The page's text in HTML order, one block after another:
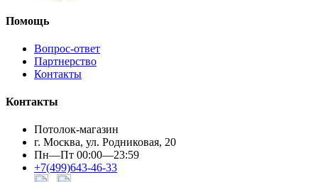
Помощь
Вопрос-ответ
Партнерство
Контакты
Контакты
Потолок-магазин
г. Москва, ул. Родниковая, 20
Пн—Пт 00:00—23:59
+7(499)643-46-33